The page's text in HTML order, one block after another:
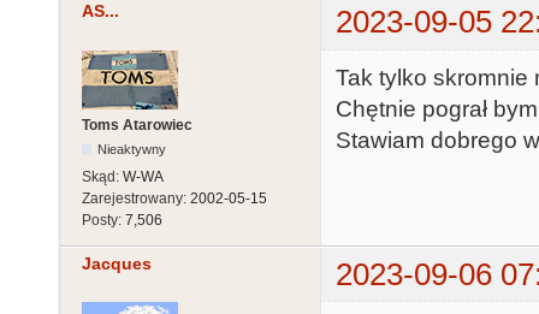
AS... 2023-09-05
Toms Atarowiec
Nieaktywny
Skąd: W-WA
Zarejestrowany: 2002-05-15
Posty: 7,506
Tak tylko skromnie
Chętnie pograł
Stawiam dobrego
Jacques 2023-09-06